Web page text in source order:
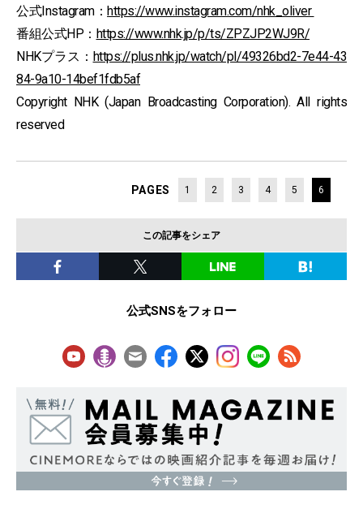
公式Instagram： https://www.instagram.com/nhk_oliver
番組公式HP： https://www.nhk.jp/p/ts/ZPZJP2WJ9R/
NHKプラス： https://plus.nhk.jp/watch/pl/49326bd2-7e44-43
84-9a10-14bef1fdb5af
Copyright NHK (Japan Broadcasting Corporation). All rights
reserved
PAGES 1 2 3 4 5 6
この記事をシェア
公式SNSをフォロー